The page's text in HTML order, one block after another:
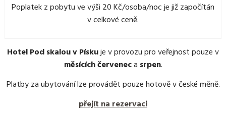
Poplatek z pobytu ve výši 20 Kč/osoba/noc je již započítán
v celkové ceně.
Hotel Pod skalou v Pískuje v provozu pro veřejnost pouze v
měsícíchčerveneca srpen.
Platby za ubytování lze provádět pouze hotově v české měně.
přejít na rezervaci